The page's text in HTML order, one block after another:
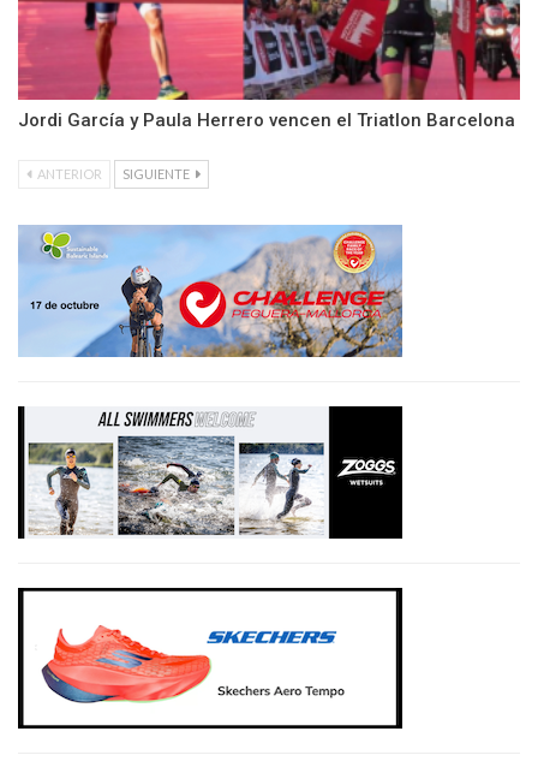
Jordi García y Paula Herrero vencen el Triatlon Barcelona
ANTERIOR SIGUIENTE